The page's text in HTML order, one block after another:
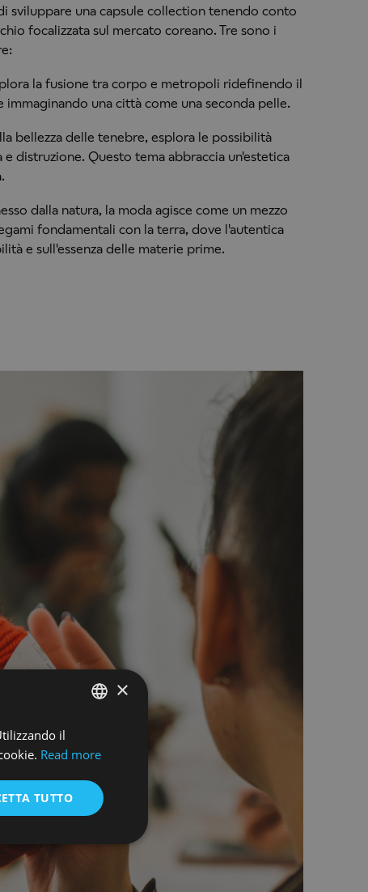
sviluppare una capsule collection tenendo conto
focalizzata sul mercato coreano. Tre sono i
la fusione tra corpo e metropoli ridefinendo il
una città come una seconda pelle.
bellezza delle tenebre, esplora le possibilità
distruzione. Questo tema abbraccia un'estetica
dalla natura, la moda agisce come un mezzo
fondamentali con la terra, dove l'autentica
e sull'essenza delle materie prime.
ENGLISH
×
il
Read more
TUTTO